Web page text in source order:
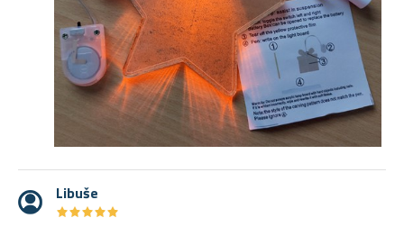
Libuše
★★★★★
★★★★★